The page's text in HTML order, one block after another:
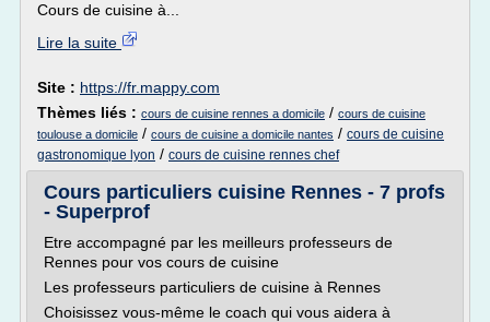
Cours de cuisine à...
Lire la suite
Site : https://fr.mappy.com
Thèmes liés : cours de cuisine rennes a domicile / cours de cuisine
toulouse a domicile / cours de cuisine a domicile nantes / cours de cuisine
gastronomique lyon / cours de cuisine rennes chef
Cours particuliers cuisine Rennes - 7 profs
- Superprof
Etre accompagné par les meilleurs professeurs de
Rennes pour vos cours de cuisine
Les professeurs particuliers de cuisine à Rennes
Choisissez vous-même le coach qui vous aidera à